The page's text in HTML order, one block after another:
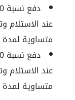
عند
متساوية لمدة تصل
عند
متساوية لمدة تصل